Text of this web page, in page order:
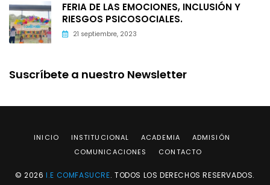
FERIA DE LAS EMOCIONES, INCLUSIÓN Y
RIESGOS PSICOSOCIALES.
21 septiembre, 2023
Suscríbete a nuestro Newsletter
INICIO INSTITUCIONAL ACADEMIA
ADMISIÓN
COMUNICACIONES
CONTACTO
© 2026I.E COMFASUCRE. TODOS LOS DERECHOS RESERVADOS.